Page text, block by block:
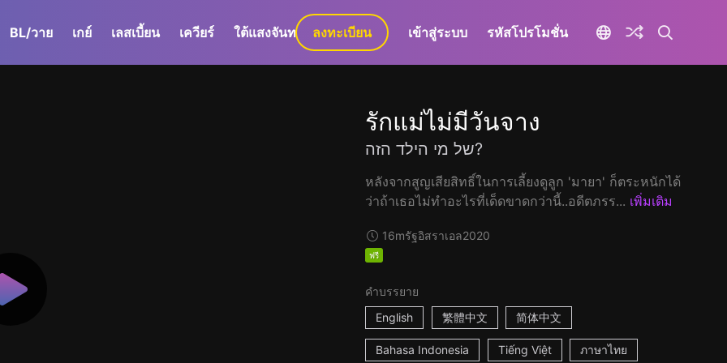
BL/วาย เกย์ เลสเบี้ยน เควียร์ ใต้แสงจันทร์ GaLa+
ลงทะเบียน เข้าสู่ระบบ รหัสโปรโมชั่น
รักแม่ไม่มีวันจาง
של מי הילד הזה?
หลังจากสูญเสียสิทธิ์ในการเลี้ยงดูลูก 'มายา' ก็ตระหนักได้
ว่าถ้าเธอไม่ทำอะไรที่เด็ดขาดกว่านี้..อดีตภรร... เพิ่มเติม
16mรัฐอิสราเอล2020
ฟรี
คำบรรยาย
English
繁體中文 简体中文
Bahasa Indonesia Tiếng Việt ภาษาไทย